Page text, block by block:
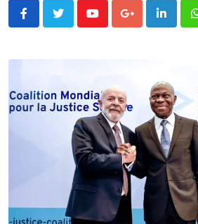
YoutubeGoogle+